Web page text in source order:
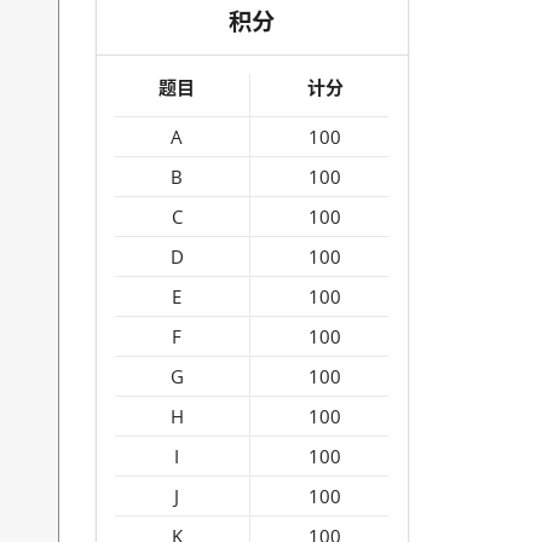
积分
题目 计分
A
100
B
100
C
100
D
100
E
100
F
100
G
100
H
100
I
100
J
100
K
100